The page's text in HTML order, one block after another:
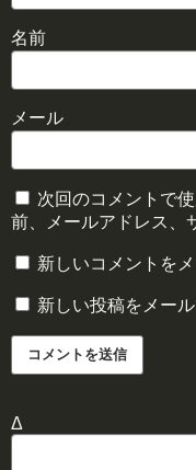
名前
メール
次回のコメントで
前、メールアドレス、
新しいコメントを
新しい投稿をメー
Δ